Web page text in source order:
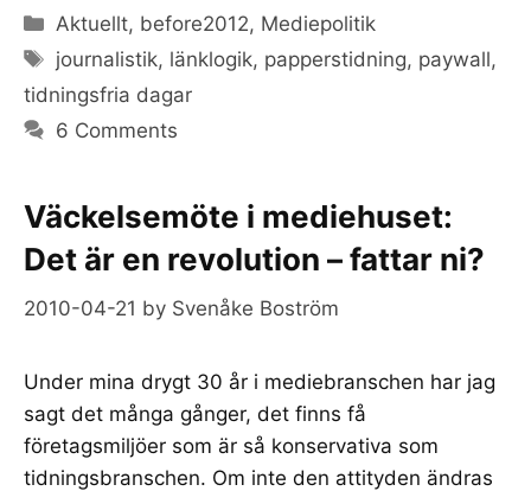
Categories
Aktuellt, before2012, Mediepolitik
Tags
journalistik, länklogik, papperstidning, paywall,
tidningsfria dagar
6 Comments
Väckelsemöte i mediehuset:
Det är en revolution – fattar ni?
2010-04-21 by Svenåke Boström
Under mina drygt 30 år i mediebranschen har jag
sagt det många gånger, det finns få
företagsmiljöer som är så konservativa som
tidningsbranschen. Om inte den attityden ändras